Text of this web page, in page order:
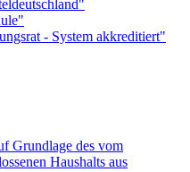
Grundlage des vom
Haushalts aus